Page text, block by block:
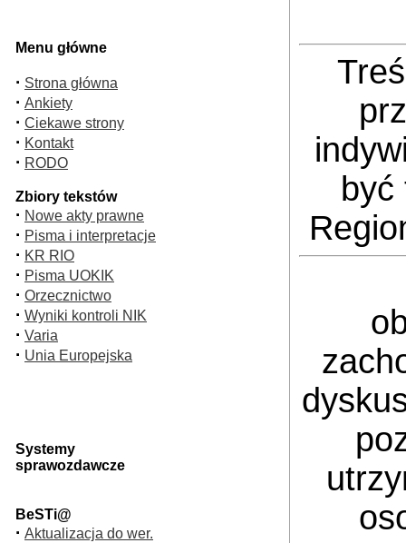
Menu główne
· Strona główna
· Ankiety
· Ciekawe strony
· Kontakt
· RODO
Zbiory tekstów
· Nowe akty prawne
· Pisma i interpretacje
· KR RIO
· Pisma UOKIK
· Orzecznictwo
· Wyniki kontroli NIK
· Varia
· Unia Europejska
Systemy
sprawozdawcze
BeSTi@
· Aktualizacja do wer.